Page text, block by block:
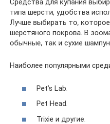
Средства для купания
типа шерсти, удобства
Лучше выбирать то,
шерстяного покрова. В
обычные, так и сухие
Наиболее популярными
Pet’s Lab.
Pet Head.
Trixie и другие.